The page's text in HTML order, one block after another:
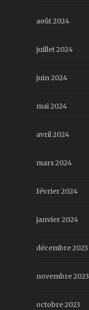
août 2024
juillet 2024
juin 2024
mai 2024
avril 2024
mars 2024
février 2024
janvier 2024
décembre 2023
novembre 2023
octobre 2023